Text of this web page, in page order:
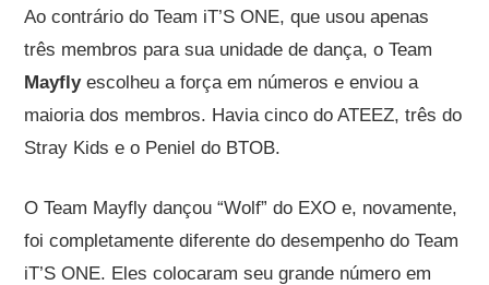
Ao contrário do Team iT’S ONE, que usou apenas
três membros para sua unidade de dança, o Team
Mayflyescolheu a força em números e enviou a
maioria dos membros. Havia cinco do ATEEZ, três do
Stray Kids e o Peniel do BTOB.
O Team Mayfly dançou “Wolf” do EXO e, novamente,
foi completamente diferente do desempenho do Team
iT’S ONE. Eles colocaram seu grande número em